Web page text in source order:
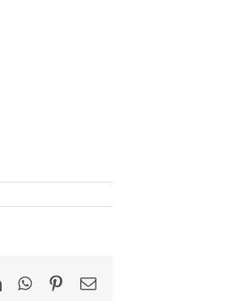
LinkedInWhatsApp
Pinterest
Email